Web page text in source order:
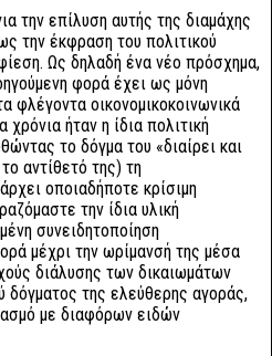
την επίλυση αυτής της διαμάχης
την έκφραση του πολιτικού
Ως δηλαδή ένα νέο πρόσχημα,
φορά έχει ως μόνη
φλέγοντα οικονομικοκοινωνικά
ήταν η ίδια πολιτική
το δόγμα του «διαίρει και
αντίθετό της) τη
οποιαδήποτε κρίσιμη
την ίδια υλική
συνειδητοποίηση
μέχρι την ωρίμανσή της μέσα
διάλυσης των δικαιωμάτων
δόγματος της ελεύθερης αγοράς,
με διαφόρων ειδών